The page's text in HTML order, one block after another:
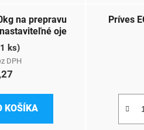
na prepravu
oje
1 ks)
DPH
KOŠÍKA
Príves